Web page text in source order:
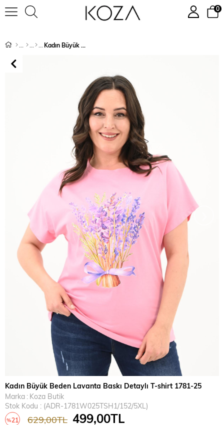
0
Kadın Büyük Beden Lavanta Baskı Detaylı T-shirt 1781-25
Kadın Büyük Beden Lavanta Baskı Detaylı T-shirt 1781-25
Marka : Koza Butik
Stok Kodu
(ADR-1781W025TSH1/152/5XL)
%21 629,00TL 499,00TL